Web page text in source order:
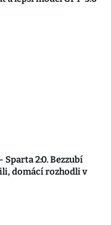
Sparta 2:0. Bezzubí
domácí rozhodli v